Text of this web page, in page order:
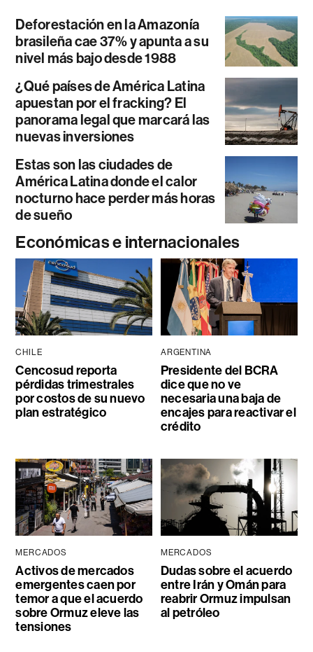
Deforestación en la Amazonía
brasileña cae 37% y apunta a su
nivel más bajo desde 1988
¿Qué países de América Latina
apuestan por el fracking? El
panorama legal que marcará las
nuevas inversiones
Estas son las ciudades de
América Latina donde el calor
nocturno hace perder más horas
de sueño
Económicas e internacionales
CHILE
Cencosud reporta
pérdidas trimestrales
por costos de su nuevo
plan estratégico
ARGENTINA
Presidente del BCRA
dice que no ve
necesaria una baja de
encajes para reactivar el
crédito
MERCADOS
Activos de mercados
emergentes caen por
temor a que el acuerdo
sobre Ormuz eleve las
tensiones
MERCADOS
Dudas sobre el acuerdo
entre Irán y Omán para
reabrir Ormuz impulsan
al petróleo